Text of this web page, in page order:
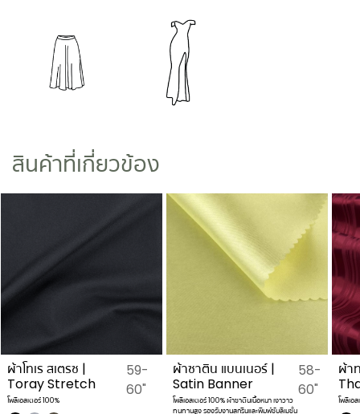
สินค้าที่เกี่ยวข้อง
ผ้าโทเร สเตรซ |
Toray Stretch
โพลีเอสเตอร์ 100%
59-
60"
ผ้าซาติน แบนเนอร์ |
Satin Banner
โพลีเอสเตอร์ 100% ผ้าซาตินเนื้อหนา เงาวาว
ทนทานสูง รองรับงานสกรีนและพิมพ์ซับลิเมชั่น
58-
60"
ผ้า
โพลีเอ